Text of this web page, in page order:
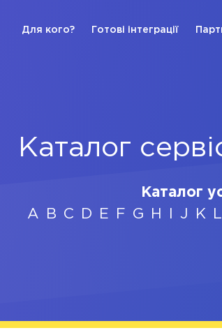
Для кого? Готові інтеграції
Каталог
Каталог
A
B C D E F G H J K L